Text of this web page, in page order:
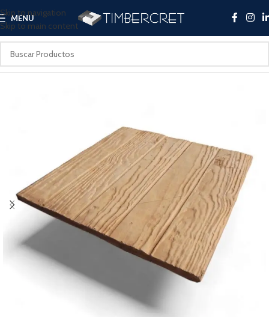
Skip to navigation
Skip to main content
MENU